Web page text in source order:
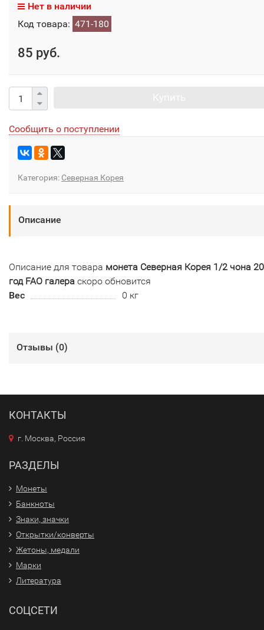
Нет в наличии
Код товара: 471-180
85 руб.
Сообщить о поступлении
Категория: Северная Корея
Описание
Описание для товара монета Северная Корея 1/2 чона
год FAO галера скоро обновится
Вес
0 кг
Отзывы (0)
КОНТАКТЫ
г. Москва, Россия
РАЗДЕЛЫ
Монеты
Банкноты
Знаки, значки
Открытки/конверты
Жетоны, медали
Марки
Литература
СОЦСЕТИ